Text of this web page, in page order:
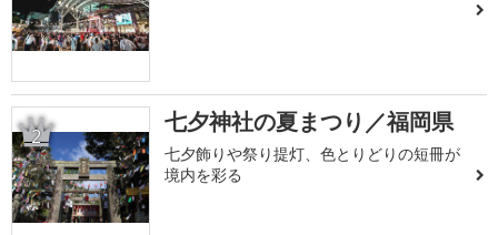
2 七夕神社の夏まつり／福岡県
七夕飾りや祭り提灯、色とりどりの短冊が
境内を彩る